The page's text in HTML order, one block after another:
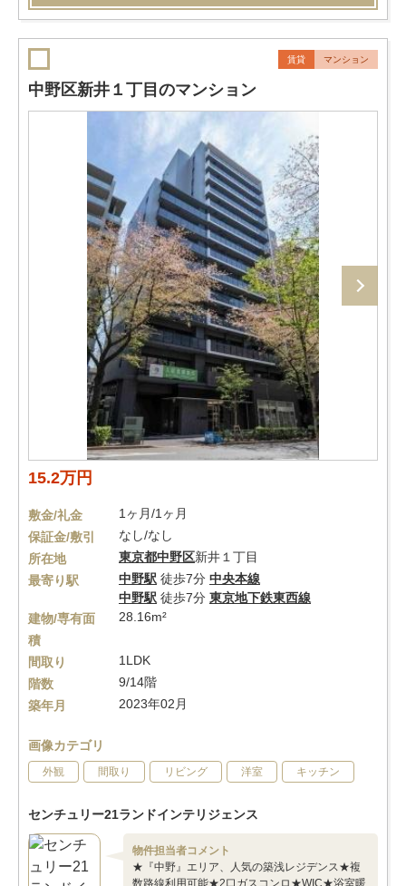
賃貸 マンション
中野区新井１丁目のマンション
15.2万円
敷金/礼金
1ヶ月/1ヶ月
保証金/敷引
なし/なし
所在地
東京都中野区新井１丁目
最寄り駅
中野駅 徒歩7分 中央本線
中野駅 徒歩7分 東京地下鉄東西線
建物/専有面
積
28.16m²
間取り
1LDK
階数
9/14階
築年月
2023年02月
画像カテゴリ
外観 間取り リビング 洋室 キッチン
センチュリー21ランドインテリジェンス
物件担当者コメント
★『中野』エリア、人気の築浅レジデンス★複
数路線利用可能★2口ガスコンロ★WIC★浴室暖